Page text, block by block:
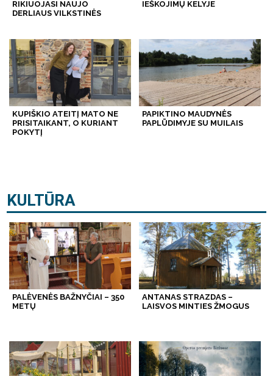
RIKIUOJASI NAUJO
DERLIAUS VILKSTINĖS
IEŠKOJIMŲ KELYJE
KUPIŠKIO ATEITĮ MATO NE
PRISITAIKANT, O KURIANT
POKYTĮ
PAPIKTINO MAUDYNĖS
PAPLŪDIMYJE SU MUILAIS
KULTŪRA
PALĖVENĖS BAŽNYČIAI – 350
METŲ
ANTANAS STRAZDAS –
LAISVOS MINTIES ŽMOGUS